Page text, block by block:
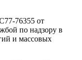
76355 от
по надзору в
и массовых